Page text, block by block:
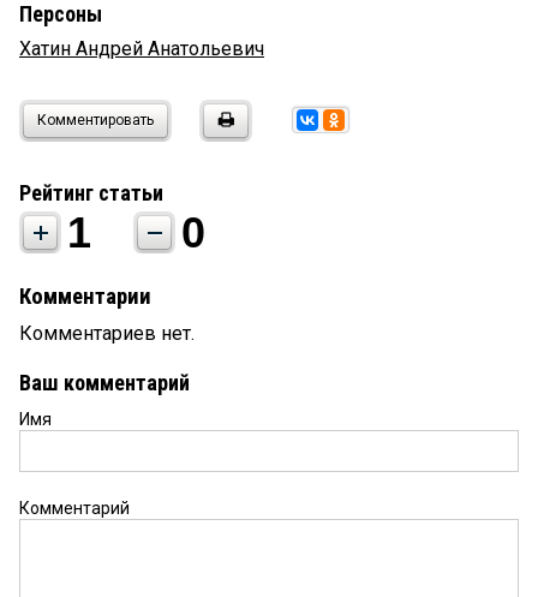
Персоны
Хатин Андрей Анатольевич
Комментировать
Рейтинг статьи
1 0
Комментарии
Комментариев нет.
Ваш комментарий
Имя
Комментарий